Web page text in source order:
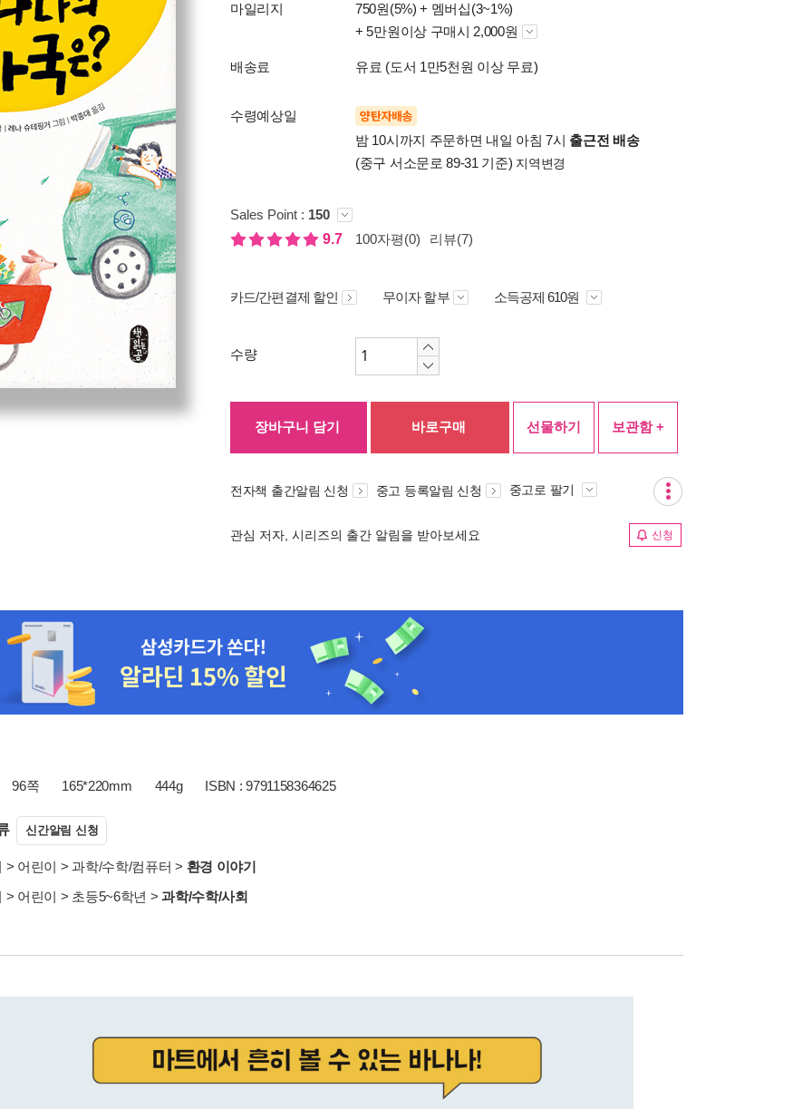
마일리지 750원(5%) + 멤버십(3~1%)
+ 5만원이상 구매시 2,000원
배송료 유료 (도서 1만5천원 이상 무료)
수령예상일 양탄자배송
밤 10시까지 주문하면 내일 아침 7시 출근전 배송
(중구 서소문로 89-31 기준) 지역변경
Sales Point : 150
9.7
100자평(0) 리뷰(7)
카드/간편결제 할인 무이자 할부 소득공제 610원
수량
장바구니 담기 바로구매 선물하기 보관함 +
전자책 출간알림 신청 중고 등록알림 신청 중고로 팔기
관심 저자, 시리즈의 출간 알림을 받아보세요 신청
96쪽 165*220mm 444g ISBN : 9791158364625
신간알림 신청
> 어린이 >과학/수학/컴퓨터 > 환경 이야기
> 어린이 > 초등5~6학년 >과학/수학/사회